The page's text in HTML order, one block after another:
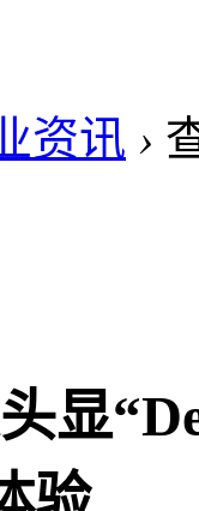
资讯 ›
显